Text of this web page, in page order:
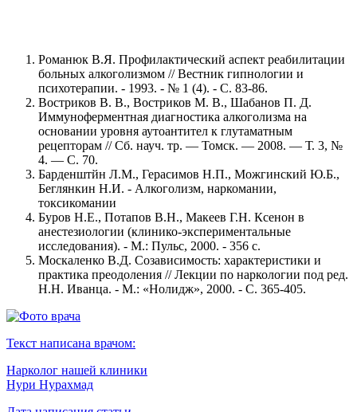
Романюк В.Я. Профилактический аспект реабилитации
больных алкоголизмом // Вестник гипнологии и
психотерапии. - 1993. - № 1 (4). - С. 83-86.
Востриков В. В., Востриков М. В., Шабанов П. Д.
Иммуноферментная диагностика алкоголизма на
основании уровня аутоантител к глутаматным
рецепторам // Сб. науч. тр. — Томск. — 2008. — Т. 3, №
4. — С. 70.
Барденштйн Л.М., Герасимов Н.П., Можгинский Ю.Б.,
Беглянкин Н.И. - Алкоголизм, наркомании,
токсикомании
Буров Н.Е., Потапов В.Н., Макеев Г.Н. Ксенон в
анестезиологии (клинико-экспериментальные
исследования). - М.: Пульс, 2000. - 356 с.
Москаленко В.Д. Созависимость: характеристики и
практика преодоления // Лекции по наркологии под ред.
Н.Н. Иванца. - М.: «Нолидж», 2000. - С. 365-405.
Текст написана врачом:
Нарколог нашей клиники
Нури Нурахмад